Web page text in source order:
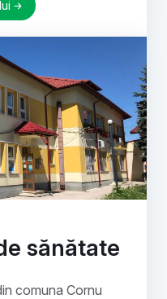
sănătate
comuna Cornu